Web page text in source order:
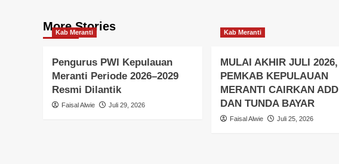
More Stories
Kab Meranti
Pengurus PWI Kepulauan
Meranti Periode 2026–2029
Resmi Dilantik
Faisal Alwie Juli 29, 2026
Kab Meranti
MULAI AKHIR JULI 2026,
PEMKAB KEPULAUAN
MERANTI CAIRKAN ADD
DAN TUNDA BAYAR
Faisal Alwie Juli 25, 2026